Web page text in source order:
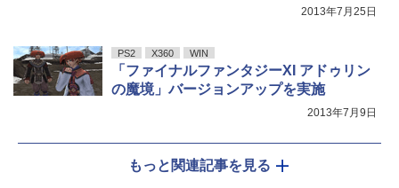
2013年7月25日
PS2 X360 WIN
「ファイナルファンタジーXI アドゥリン
の魔境」バージョンアップを実施
2013年7月9日
もっと関連記事を見る